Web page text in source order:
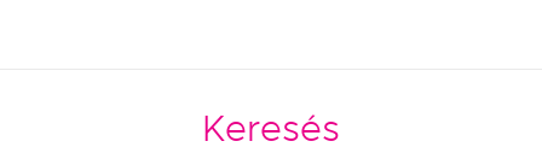
Keresés